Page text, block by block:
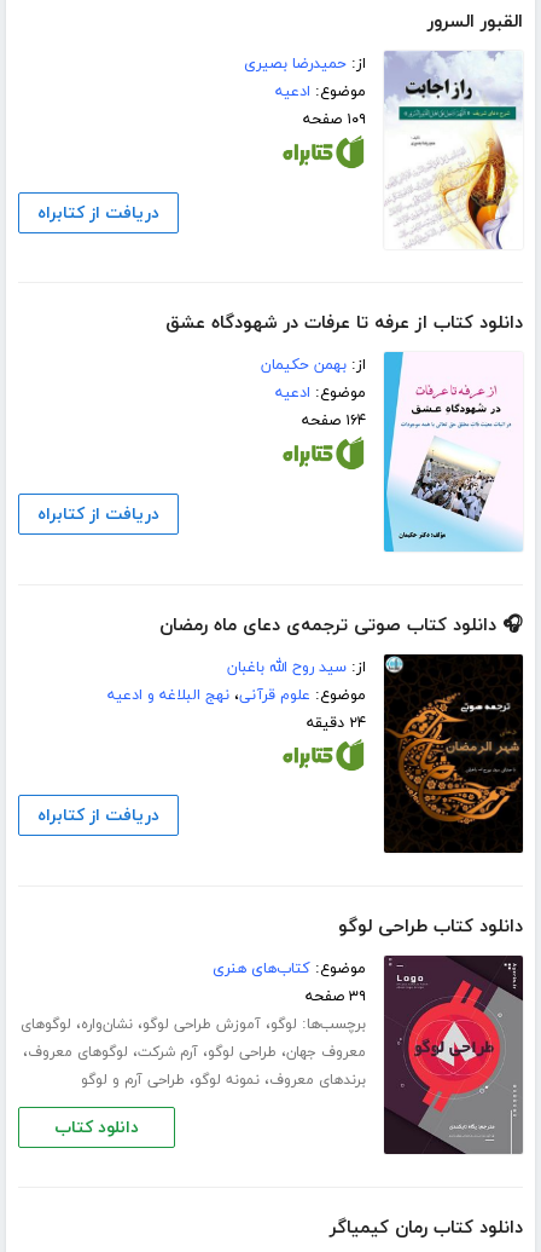
القبور‌ السرور
از:حمیدرضا بصیری
موضوع: ادعیه
۱۰۹ صفحه
دریافت از کتابراه
دانلود کتاب از عرفه تا عرفات در شهودگاه عشق
از:بهمن حکیمان
موضوع: ادعیه
۱۶۴ صفحه
دریافت از کتابراه
🎧 دانلود کتاب صوتی ترجمه‌ی دعای ماه رمضان
از:سید روح الله باغبان
موضوع: علوم قرآنی،نهج البلاغه و ادعیه
۲۴ دقیقه
دریافت از کتابراه
دانلود کتاب طراحی لوگو
موضوع:کتاب‌های هنری
۳۹ صفحه
برچسب‌ها: لوگو،آموزش طراحی لوگو،نشان‌واره، لوگوهای
معروف جهان، طراحی لوگو،آرم شرکت، لوگوهای معروف،
برندهای معروف،نمونه لوگو، طراحی آرم و لوگو
دانلود کتاب
دانلود کتاب رمان کیمیاگر